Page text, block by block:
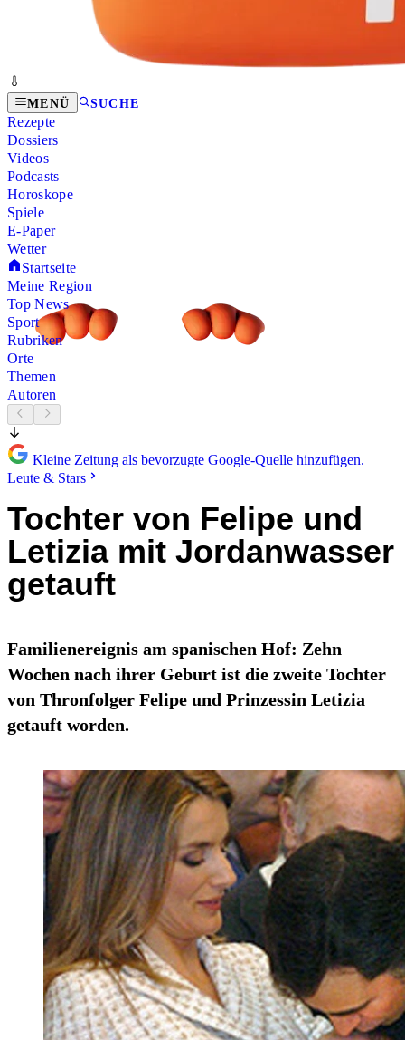
MENÜ SUCHE
Rezepte
Dossiers
Videos
Podcasts
Horoskope
Spiele
E-Paper
Wetter
Startseite
Meine Region
Top News
Sport
Rubriken
Orte
Themen
Autoren
Kleine Zeitung als bevorzugte Google-Quelle hinzufügen.
Leute & Stars
Tochter von Felipe und
Letizia mit Jordanwasser
getauft
Familienereignis am spanischen Hof: Zehn
Wochen nach ihrer Geburt ist die zweite Tochter
von Thronfolger Felipe und Prinzessin Letizia
getauft worden.